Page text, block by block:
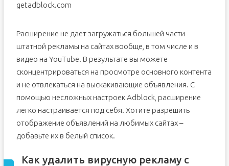
getadblock.com
Расширение не дает загружаться большей части
штатной рекламы на сайтах вообще, в том числе и в
видео на YouTube. В результате вы можете
сконцентрироваться на просмотре основного контента
и не отвлекаться на выскакивающие объявления. С
помощью несложных настроек Adblock, расширение
легко настраивается под себя. Хотите разрешить
отображение объявлений на любимых сайтах –
добавьте их в белый список.
Как удалить вирусную рекламу с